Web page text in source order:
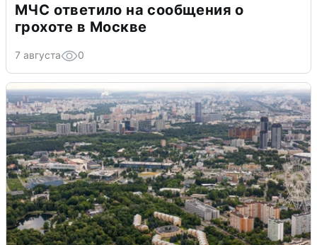
МЧС ответило на сообщения о
грохоте в Москве
7 августа 0